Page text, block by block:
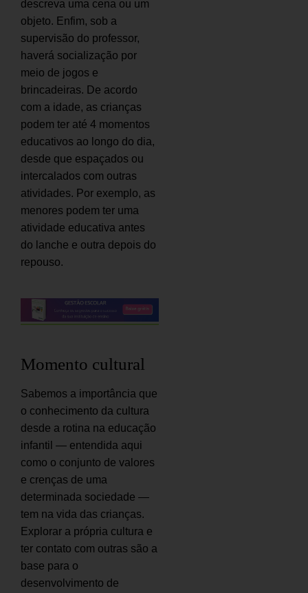
descreva uma cena ou um
objeto. Enfim, sob a
supervisão do professor,
haverá socialização por
meio de jogos e
brincadeiras. De acordo
com a idade, as crianças
podem ter até 4 momentos
educativos ao longo do dia,
desde que espaçados ou
intercalados com outras
atividades. Por exemplo, as
menores podem ter uma
atividade educativa antes
do lanche e outra depois do
repouso.
Momento cultural
Sabemos a importância que
o conhecimento da cultura
desde a rotina na educação
infantil — entendida aqui
como o conjunto de valores
e crenças de uma
determinada sociedade —
tem na vida das crianças.
Explorar a própria cultura e
ter contato com outras são a
base para o
desenvolvimento de